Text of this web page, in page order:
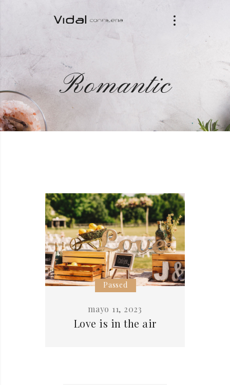
Romantic
Passed
mayo 11, 2023
Love is in the air